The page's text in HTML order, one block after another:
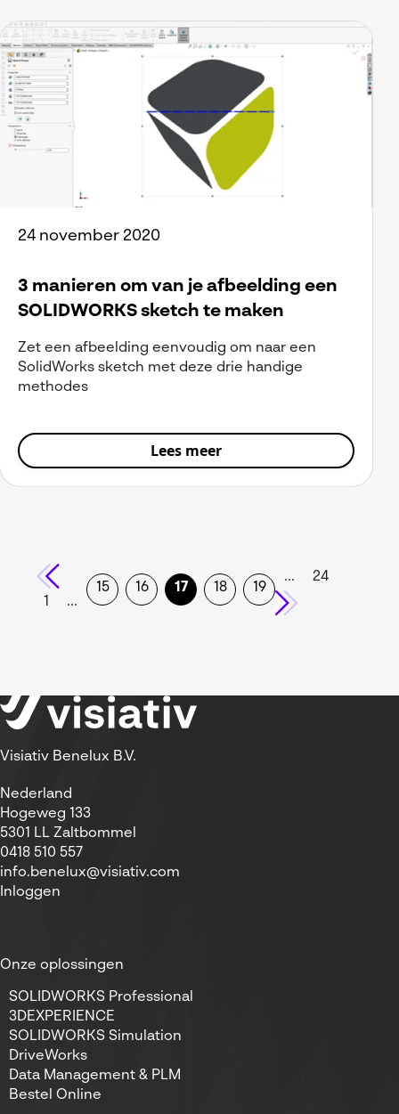
24 november 2020
3 manieren om van je afbeelding een
SOLIDWORKS sketch te maken
Zet een afbeelding eenvoudig om naar een
SolidWorks sketch met deze drie handige
methodes
Lees meer
1 ...
15 16 17 18 19
... 24
Visiativ Benelux B.V.
Nederland
Hogeweg 133
5301 LL Zaltbommel
0418 510 557
info.benelux@visiativ.com
Inloggen
Onze oplossingen
SOLIDWORKS Professional
3DEXPERIENCE
SOLIDWORKS Simulation
DriveWorks
Data Management & PLM
Bestel Online